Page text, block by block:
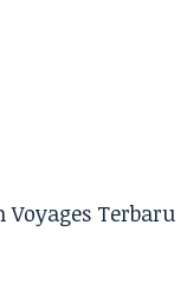
Terbaru